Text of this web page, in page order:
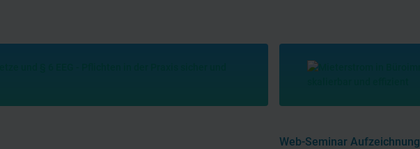
Web-Seminar Aufzeichnung